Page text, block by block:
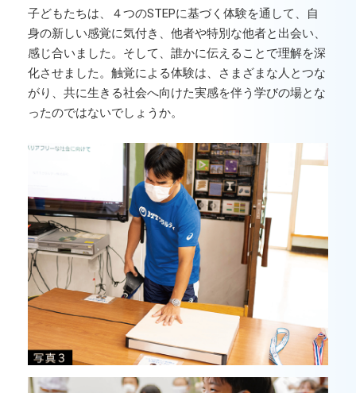
子どもたちは、４つのSTEPに基づく体験を通して、自
身の新しい感覚に気付き、他者や特別な他者と出会い、
感じ合いました。そして、誰かに伝えることで理解を深
化させました。触覚による体験は、さまざまな人とつな
がり、共に生きる社会へ向けた実感を伴う学びの場とな
ったのではないでしょうか。